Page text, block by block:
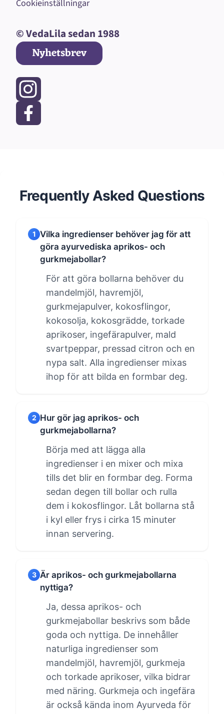
Cookieinställningar
© VedaLila sedan 1988
Nyhetsbrev